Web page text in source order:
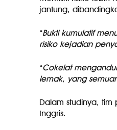
jantung,
“Bukti kumulatif
risiko kejadian
“Cokelat
lemak, yang
Dalam studinya,
Inggris.